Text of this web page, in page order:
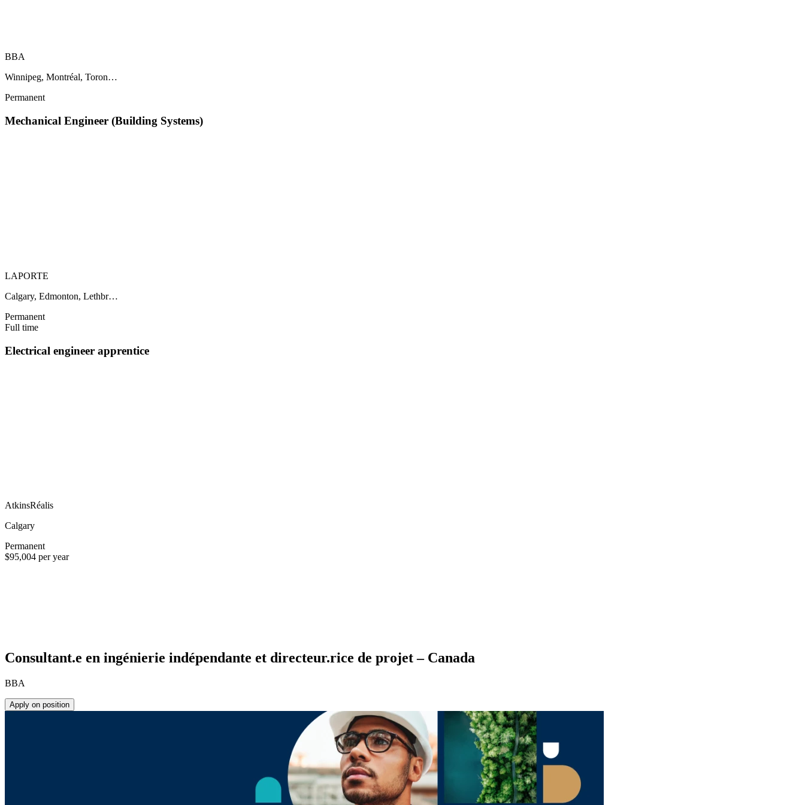
BBA
Winnipeg, Montréal, Toron…
Permanent
Mechanical Engineer (Building Systems)
LAPORTE
Calgary, Edmonton, Lethbr…
Permanent
Full time
Electrical engineer apprentice
AtkinsRéalis
Calgary
Permanent
$95,004 per year
Consultant.e en ingénierie indépendante et directeur.rice de projet – Canada
BBA
Apply on position